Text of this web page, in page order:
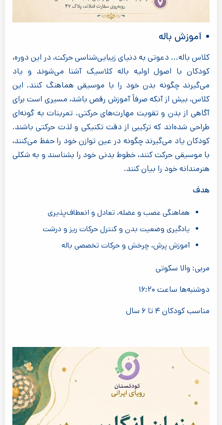
آموزش باله
کلاس باله... دعوتی به دنیای زیبایی‌شناسی حرکت، در این دوره،
کودکان با اصول اولیه باله کلاسیک آشنا می‌شوند و یاد
می‌گیرند چگونه بدن خود را با موسیقی هماهنگ کنند. این
کلاس، بیش از آنکه صرفاً آموزش رقص باشد، مسیری است برای
آگاهی از بدن و تقویت مهارت‌های حرکتی. تمرینات به گونه‌ای
طراحی شده‌اند که ترکیبی از دقت تکنیکی و لذت حرکتی باشند.
کودکان یاد می‌گیرند چگونه در عین توازن خود را حفظ می‌کنند،
با موسیقی حرکت کنند، خطوط بدنی خود را بشناسند و به شکلی
هنرمندانه خود را بیان کنند.
هدف
هماهنگی عصب و عضله، تعادل و انعطاف‌پذیری
یادگیری وضعیت بدن و کنترل حرکات ریز و درشت
آموزش پرش، چرخش و حرکات تخصصی باله
مربی: والا سکوتی
دوشنبه‌ها ساعت ۱۶:۲۰
مناسب کودکان ۴ تا ۶ سال